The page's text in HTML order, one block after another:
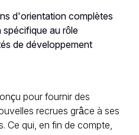
d'orientation complètes
au rôle
de développement
pour fournir des
recrues grâce à ses
Ce qui, en fin de compte,